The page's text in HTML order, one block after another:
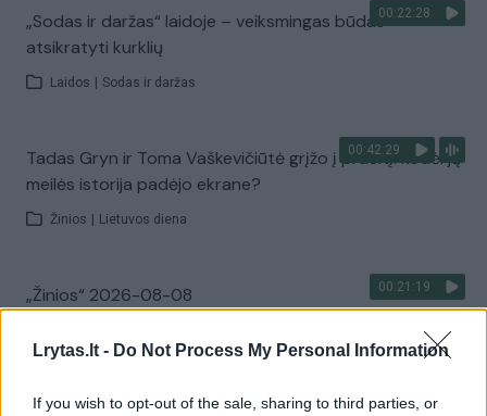
Lrytas.lt - Do Not Process My Personal Information
If you wish to opt-out of the sale, sharing to third parties, or
00:22:28
„Sodas ir daržas“ laidoje – veiksmingas būdas
atsikratyti kurklių
Laidos Sodas ir daržas
00:42:29
Tadas Gryn ir Toma Vaškevičiūtė grįžo į praeitį: kodėl jų
meilės istorija padėjo ekrane?
Žinios Lietuvos diena
00:21:19
„Žinios“ 2026-08-08
Visi įrašai